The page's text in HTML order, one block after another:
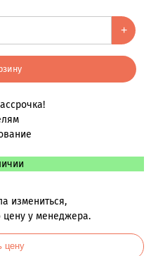
+
измениться,
цену у менеджера.
цену